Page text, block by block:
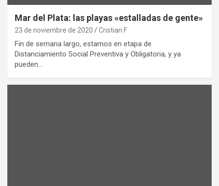
Mar del Plata: las playas «estalladas de gente»
23 de noviembre de 2020 Cristian F
Fin de semana largo, estamos en etapa de
Distanciamiento Social Preventiva y Obligatoria, y ya
pueden…